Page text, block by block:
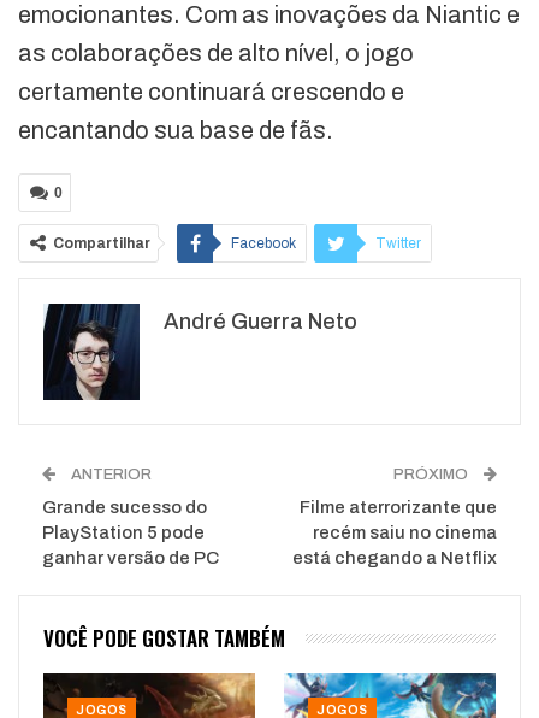
emocionantes. Com as inovações da Niantic e
as colaborações de alto nível, o jogo
certamente continuará crescendo e
encantando sua base de fãs.
0
Compartilhar Facebook Twitter
WhatsApp
André Guerra Neto
ANTERIOR
Grande sucesso do
PlayStation 5 pode
ganhar versão de PC
PRÓXIMO
Filme aterrorizante que
recém saiu no cinema
está chegando a Netflix
VOCÊ PODE GOSTAR TAMBÉM
JOGOS JOGOS